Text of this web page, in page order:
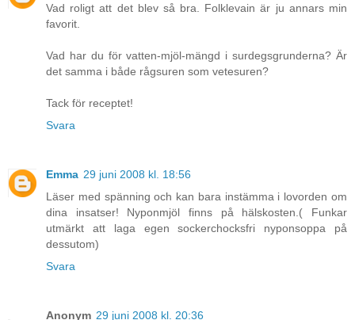
Vad roligt att det blev så bra. Folklevain är ju annars min
favorit.
Vad har du för vatten-mjöl-mängd i surdegsgrunderna? Är
det samma i både rågsuren som vetesuren?
Tack för receptet!
Svara
Emma 29 juni 2008 kl. 18:56
Läser med spänning och kan bara instämma i lovorden om
dina insatser! Nyponmjöl finns på hälskosten.( Funkar
utmärkt att laga egen sockerchocksfri nyponsoppa på
dessutom)
Svara
Anonym 29 juni 2008 kl. 20:36